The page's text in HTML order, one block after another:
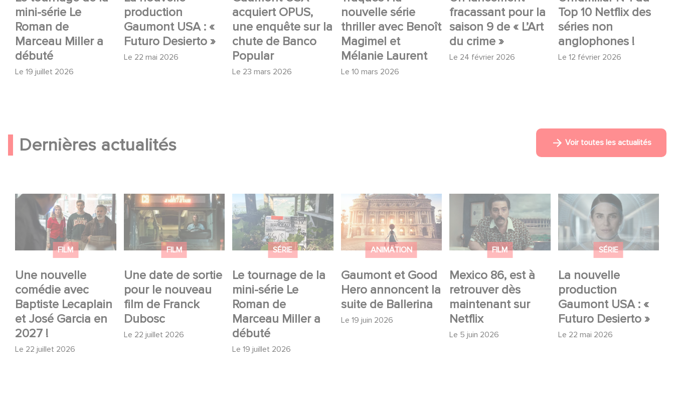
mini-série Le
Roman de
Marceau Miller a
débuté
Le 19 juillet 2026
production
Gaumont USA : «
Futuro Desierto »
Le 22 mai 2026
acquiert OPUS,
une enquête sur la
chute de Banco
Popular
Le 23 mars 2026
nouvelle série
thriller avec Benoît
Magimel et
Mélanie Laurent
Le 10 mars 2026
fracassant pour la
saison 9 de « L’Art
du crime »
Le 24 février 2026
Top 10 Netflix des
séries non
anglophones !
Le 12 février 2026
Dernières actualités Voir toutes les actualités
FILM
Une nouvelle
comédie avec
Baptiste Lecaplain
et José Garcia en
2027 !
Le 22 juillet 2026
Une nouvelle comédie
avec Baptiste
Lecaplain et José
Garcia en 2027 !
FILM
Une date de sortie
pour le nouveau
film de Franck
Dubosc
Le 22 juillet 2026
Une date de sortie
pour le nouveau film
de Franck Dubosc
SÉRIE
Le tournage de la
mini-série Le
Roman de
Marceau Miller a
débuté
Le 19 juillet 2026
Le tournage de la
mini-série Le Roman
de Marceau Miller a
débuté
ANIMATION
Gaumont et Good
Hero annoncent la
suite de Ballerina
Le 19 juin 2026
Gaumont et Good
Hero annoncent la
suite de Ballerina
FILM
Mexico 86, est à
retrouver dès
maintenant sur
Netflix
Le 5 juin 2026
Mexico 86, est à
retrouver dès
maintenant sur Netflix
SÉRIE
La nouvelle
production
Gaumont USA : «
Futuro Desierto »
Le 22 mai 2026
La nouvelle
production Gaumont
USA : « Futuro
Desierto »